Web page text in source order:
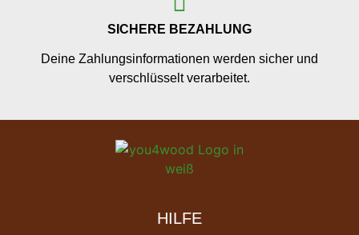
SICHERE BEZAHLUNG
Deine Zahlungsinformationen werden sicher und
verschlüsselt verarbeitet.
HILFE